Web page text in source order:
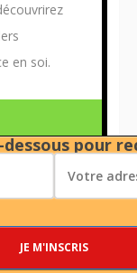
en soi.
dessous pour